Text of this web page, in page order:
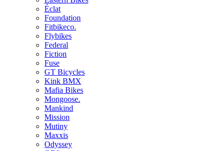
Éclat
Foundation
Fitbikeco.
Flybikes
Federal
Fiction
Fuse
GT Bicycles
Kink BMX
Mafia Bikes
Mongoose.
Mankind
Mission
Mutiny
Maxxis
Odyssey